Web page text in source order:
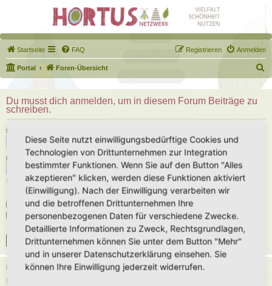
Startseite FAQ Anmelden
Registrieren
Portal Foren-Übersicht
u
Du musst dich anmelden, um in diesem Forum Beiträge zu
schreiben.
Benutzername:
Passwort:
Ich habe mein Passwort vergessen
Angemeldet bleiben
Meinen Online-Status während dieser Sitzung verbergen
REGISTRIEREN
Diese Seite nutzt einwilligungsbedürftige Cookies und
Technologien von Drittunternehmen zur Integration
bestimmter Funktionen. Wenn Sie auf den Button "Alles
akzeptieren" klicken, werden diese Funktionen aktiviert
(Einwilligung). Nach der Einwilligung verarbeiten wir
und die betroffenen Drittunternehmen Ihre
personenbezogenen Daten für verschiedene Zwecke.
Detaillierte Informationen zu Zweck, Rechtsgrundlagen,
Drittunternehmen können Sie unter dem Button "Mehr"
und in unserer Datenschutzerklärung einsehen. Sie
können Ihre Einwilligung jederzeit widerrufen.